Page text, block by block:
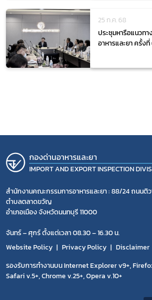
25 ก.ค. 68
ประชุมหารือแนวท
อาหารและยา ครั้ง
กองด่านอาหารและยา
IMPORT AND EXPORT INSPECTION
สำนักงานคณะกรรมการอาหารและยา : 88/24 ถนนติ
ตำบลตลาดขวัญ
อำเภอเมือง จังหวัดนนทบุรี 11000
จันทร์ – ศุกร์ ตั้งแต่เวลา 08.30 – 16.30 น.
Website Policy
Privacy Policy
Disclaimer
รองรับการทำงานบน Internet Explorer v9+,
Safari v.5+, Chrome v.25+, Opera v.10+